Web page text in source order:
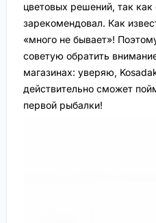
цветовых решений, так
зарекомендовал. Как
«много не бывает»!
советую обратить
магазинах: уверяю,
действительно сможет
первой рыбалки!